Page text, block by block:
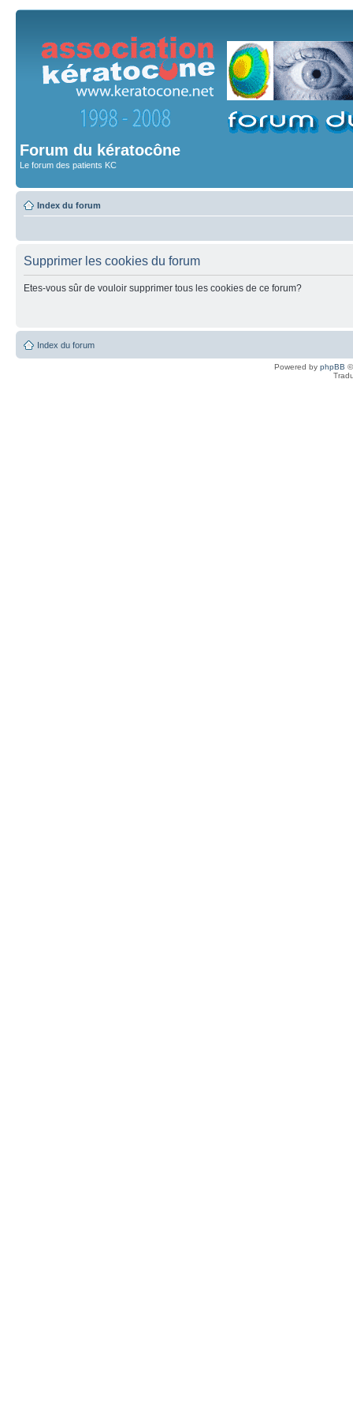
Forum du kératocône
Le forum des patients KC
Index du forum
Supprimer les cookies du forum
Etes-vous sûr de vouloir supprimer tous les cookies de ce forum?
Index du forum
Powered by phpBB